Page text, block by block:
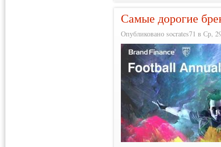
Самые дорогие
Опубликовано socrates71 в Ср,